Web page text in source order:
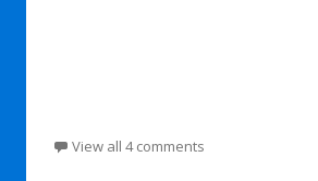
View all 4 comments